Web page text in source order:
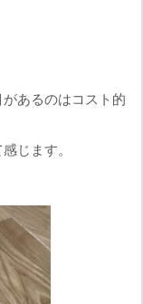
あるのはコスト的
じます。